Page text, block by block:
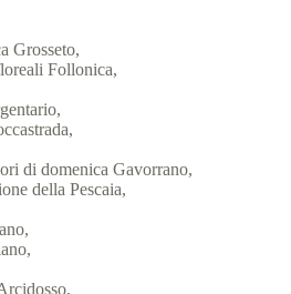
Grosseto,
Follonica,
di domenica Gavorrano,
della Pescaia,